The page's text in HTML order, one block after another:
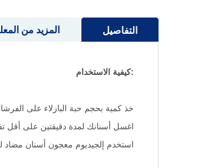
التفاصيل
:كيفية الاستخدام
خذ كمية بحجم حبة البازلاء على
اغسل أسنانك لمدة دقيقتين على
استخدم إلجيديوم معجون أسنان مضاد
المزيد من